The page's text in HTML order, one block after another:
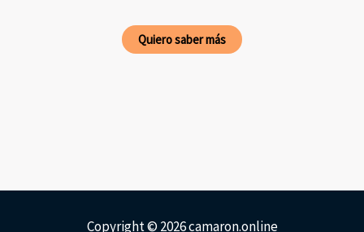
Quiero saber más
Copyright © 2026 camaron.online